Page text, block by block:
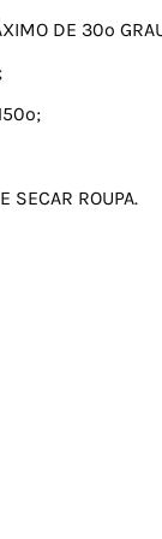
DE 30º
SECAR ROUPA.